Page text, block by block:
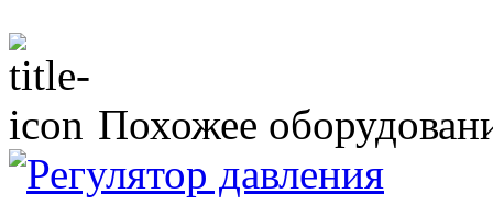
Похожее